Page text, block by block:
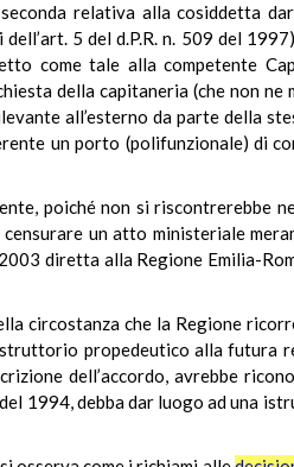
relativa alla cosiddetta
5 del d.P.R. n. 509 del
come tale alla competente
della capitaneria (che non ne
all’esterno da parte della
un porto (polifunzionale) di
poiché non si riscontrerebbe
un atto ministeriale
diretta alla Regione Emilia-
circostanza che la Regione
propedeutico alla futura
dell’accordo, avrebbe
1994, debba dar luogo ad una